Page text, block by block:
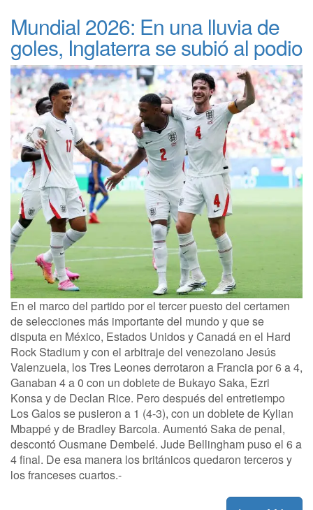
Mundial 2026: En una lluvia de
goles, Inglaterra se subió al podio
En el marco del partido por el tercer puesto del certamen
de selecciones más importante del mundo y que se
disputa en México, Estados Unidos y Canadá en el Hard
Rock Stadium y con el arbitraje del venezolano Jesús
Valenzuela, los Tres Leones derrotaron a Francia por 6 a 4,
Ganaban 4 a 0 con un doblete de Bukayo Saka, Ezri
Konsa y de Declan Rice. Pero después del entretiempo
Los Galos se pusieron a 1 (4-3), con un doblete de Kylian
Mbappé y de Bradley Barcola. Aumentó Saka de penal,
descontó Ousmane Dembelé. Jude Bellingham puso el 6 a
4 final. De esa manera los británicos quedaron terceros y
los franceses cuartos.-